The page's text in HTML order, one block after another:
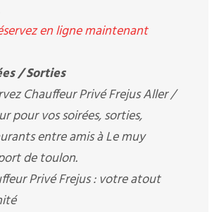
en ligne maintenant
/ Sorties
Chauffeur Privé Frejus Aller /
pour vos soirées, sorties,
entre amis à Le muy
de toulon.
Privé Frejus : votre atout